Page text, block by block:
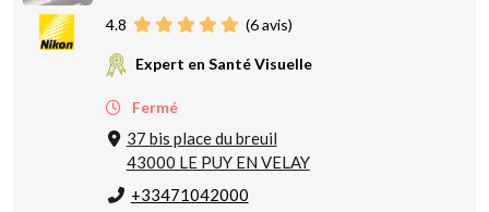
4.8 (6avis)
Expert en Santé Visuelle
Fermé
37 bis place du breuil
43000 LE PUY EN VELAY
+33471042000